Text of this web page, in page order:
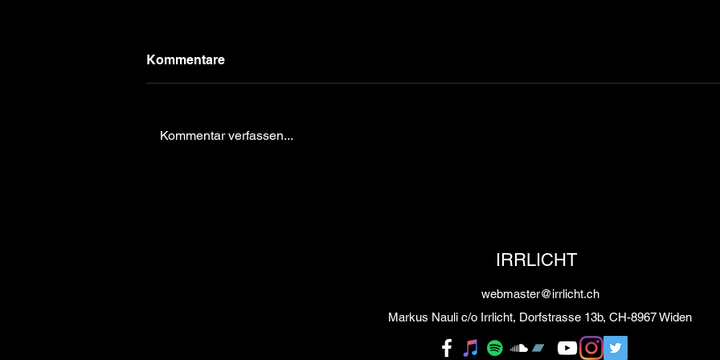
Kommentare
Kommentar verfassen...
IRRLICHT
webmaster@irrlicht.ch
Markus Nauli c/o Irrlicht, Dorfstrasse 13b, CH-8967 Widen